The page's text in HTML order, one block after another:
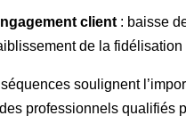
client: baisse
de la fidélisation
soulignent
professionnels qualifiés